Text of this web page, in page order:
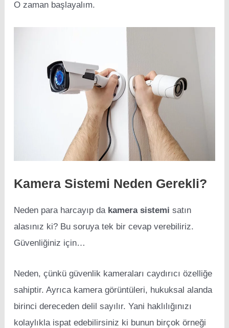
O zaman başlayalım.
Kamera Sistemi Neden Gerekli?
Neden para harcayıp da kamera sistemi satın
alasınız ki? Bu soruya tek bir cevap verebiliriz.
Güvenliğiniz için…
Neden, çünkü güvenlik kameraları caydırıcı özelliğe
sahiptir. Ayrıca kamera görüntüleri, hukuksal alanda
birinci dereceden delil sayılır. Yani haklılığınızı
kolaylıkla ispat edebilirsiniz ki bunun birçok örneği